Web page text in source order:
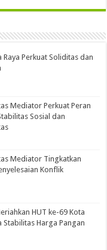
Perkuat Soliditas dan
Mediator Perkuat Peran
Sosial dan
Mediator Tingkatkan
Konflik
HUT ke-69 Kota
Stabilitas Harga Pangan